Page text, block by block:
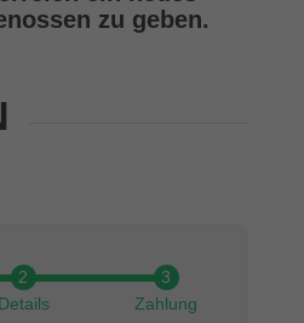
zu geben.
Details Zahlung